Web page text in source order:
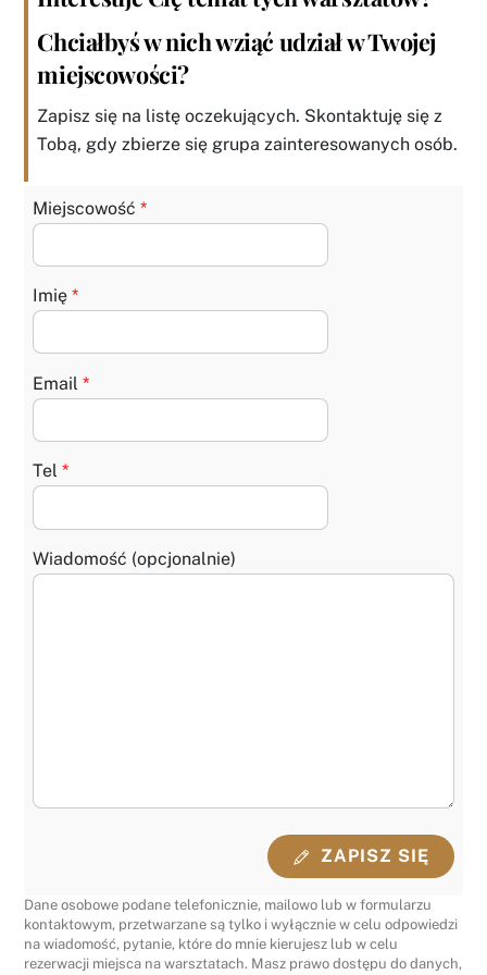
Chciałbyś w nich wziąć udział w Twojej
miejscowości?
Zapisz się na listę oczekujących. Skontaktuję się z
Tobą, gdy zbierze się grupa zainteresowanych osób.
Miejscowość*
Imię*
Email*
Tel*
Wiadomość (opcjonalnie)
ZAPISZ SIĘ
Dane osobowe podane telefonicznie, mailowo lub w formularzu
kontaktowym, przetwarzane są tylko i wyłącznie w celu odpowiedzi
na wiadomość, pytanie, które do mnie kierujesz lub w celu
rezerwacji miejsca na warsztatach. Masz prawo dostępu do danych,